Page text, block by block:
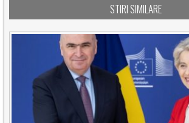
STIRI SIMILARE